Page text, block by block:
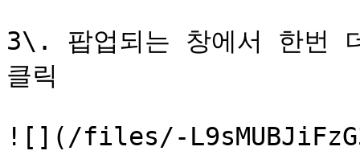
3\. 팝업되는 창에서 한번
클릭
![](/files/-